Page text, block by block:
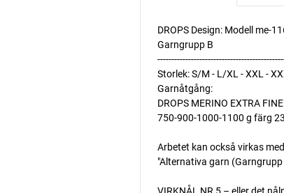
DROPS Design: Modell me-
Garngrupp B
Storlek: S/M - L/XL - XXL -
Garnåtgång:
DROPS MERINO EXTRA
750-900-1000-1100 g färg
Arbetet kan också virkas
"Alternativa garn